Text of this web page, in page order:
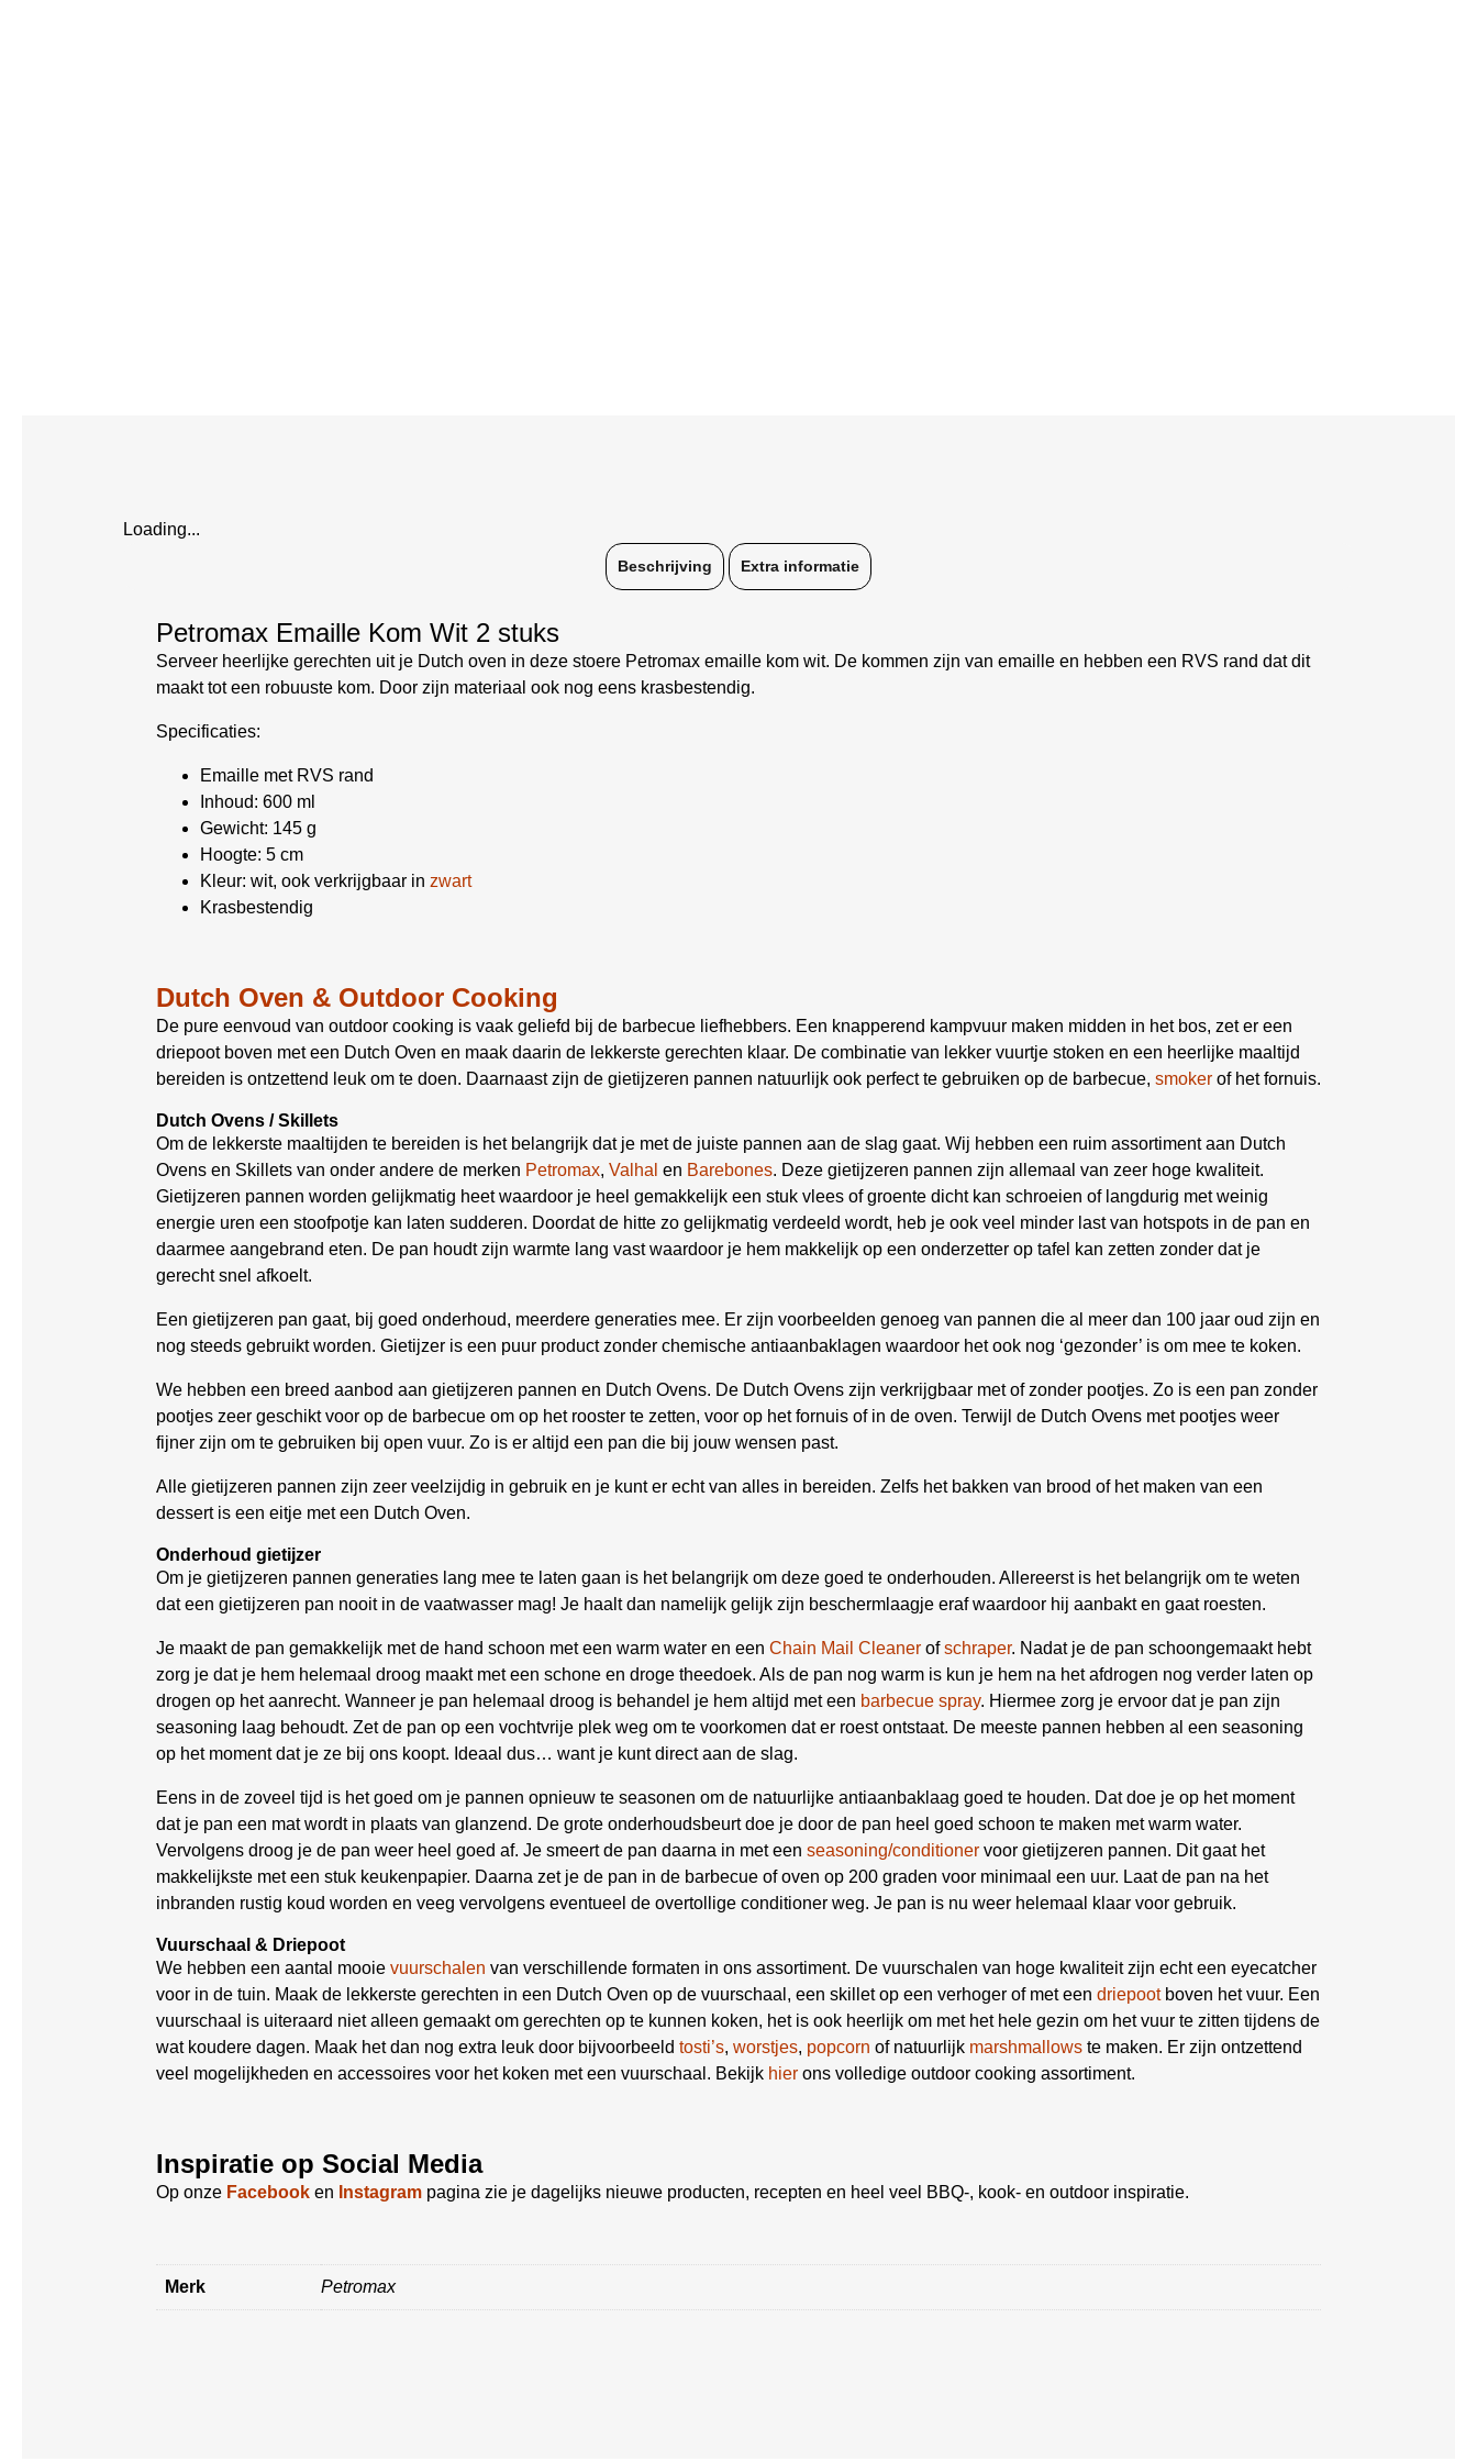
Loading...
Beschrijving Extra informatie
Petromax Emaille Kom Wit 2 stuks
Serveer heerlijke gerechten uit je Dutch oven in deze stoere Petromax emaille kom wit. De kommen zijn van emaille en hebben een RVS rand dat dit
maakt tot een robuuste kom. Door zijn materiaal ook nog eens krasbestendig.
Specificaties:
Emaille met RVS rand
Inhoud: 600 ml
Gewicht: 145 g
Hoogte: 5 cm
Kleur: wit, ook verkrijgbaar in zwart
Krasbestendig
Dutch Oven & Outdoor Cooking
De pure eenvoud van outdoor cooking is vaak geliefd bij de barbecue liefhebbers. Een knapperend kampvuur maken midden in het bos, zet er een
driepoot boven met een Dutch Oven en maak daarin de lekkerste gerechten klaar. De combinatie van lekker vuurtje stoken en een heerlijke maaltijd
bereiden is ontzettend leuk om te doen. Daarnaast zijn de gietijzeren pannen natuurlijk ook perfect te gebruiken op de barbecue, smoker of het fornuis.
Dutch Ovens / Skillets
Om de lekkerste maaltijden te bereiden is het belangrijk dat je met de juiste pannen aan de slag gaat. Wij hebben een ruim assortiment aan Dutch
Ovens en Skillets van onder andere de merken Petromax, Valhal en Barebones. Deze gietijzeren pannen zijn allemaal van zeer hoge kwaliteit.
Gietijzeren pannen worden gelijkmatig heet waardoor je heel gemakkelijk een stuk vlees of groente dicht kan schroeien of langdurig met weinig
energie uren een stoofpotje kan laten sudderen. Doordat de hitte zo gelijkmatig verdeeld wordt, heb je ook veel minder last van hotspots in de pan en
daarmee aangebrand eten. De pan houdt zijn warmte lang vast waardoor je hem makkelijk op een onderzetter op tafel kan zetten zonder dat je
gerecht snel afkoelt.
Een gietijzeren pan gaat, bij goed onderhoud, meerdere generaties mee. Er zijn voorbeelden genoeg van pannen die al meer dan 100 jaar oud zijn en
nog steeds gebruikt worden. Gietijzer is een puur product zonder chemische antiaanbaklagen waardoor het ook nog ‘gezonder’ is om mee te koken.
We hebben een breed aanbod aan gietijzeren pannen en Dutch Ovens. De Dutch Ovens zijn verkrijgbaar met of zonder pootjes. Zo is een pan zonder
pootjes zeer geschikt voor op de barbecue om op het rooster te zetten, voor op het fornuis of in de oven. Terwijl de Dutch Ovens met pootjes weer
fijner zijn om te gebruiken bij open vuur. Zo is er altijd een pan die bij jouw wensen past.
Alle gietijzeren pannen zijn zeer veelzijdig in gebruik en je kunt er echt van alles in bereiden. Zelfs het bakken van brood of het maken van een
dessert is een eitje met een Dutch Oven.
Onderhoud gietijzer
Om je gietijzeren pannen generaties lang mee te laten gaan is het belangrijk om deze goed te onderhouden. Allereerst is het belangrijk om te weten
dat een gietijzeren pan nooit in de vaatwasser mag! Je haalt dan namelijk gelijk zijn beschermlaagje eraf waardoor hij aanbakt en gaat roesten.
Je maakt de pan gemakkelijk met de hand schoon met een warm water en een Chain Mail Cleaner ofschraper. Nadat je de pan schoongemaakt hebt
zorg je dat je hem helemaal droog maakt met een schone en droge theedoek. Als de pan nog warm is kun je hem na het afdrogen nog verder laten op
drogen op het aanrecht. Wanneer je pan helemaal droog is behandel je hem altijd met een barbecue spray. Hiermee zorg je ervoor dat je pan zijn
seasoning laag behoudt. Zet de pan op een vochtvrije plek weg om te voorkomen dat er roest ontstaat. De meeste pannen hebben al een seasoning
op het moment dat je ze bij ons koopt. Ideaal dus… want je kunt direct aan de slag.
Eens in de zoveel tijd is het goed om je pannen opnieuw te seasonen om de natuurlijke antiaanbaklaag goed te houden. Dat doe je op het moment
dat je pan een mat wordt in plaats van glanzend. De grote onderhoudsbeurt doe je door de pan heel goed schoon te maken met warm water.
Vervolgens droog je de pan weer heel goed af. Je smeert de pan daarna in met een seasoning/conditioner voor gietijzeren pannen. Dit gaat het
makkelijkste met een stuk keukenpapier. Daarna zet je de pan in de barbecue of oven op 200 graden voor minimaal een uur. Laat de pan na het
inbranden rustig koud worden en veeg vervolgens eventueel de overtollige conditioner weg. Je pan is nu weer helemaal klaar voor gebruik.
Vuurschaal & Driepoot
We hebben een aantal mooie vuurschalen van verschillende formaten in ons assortiment. De vuurschalen van hoge kwaliteit zijn echt een eyecatcher
voor in de tuin. Maak de lekkerste gerechten in een Dutch Oven op de vuurschaal, een skillet op een verhoger of met een driepootboven het vuur. Een
vuurschaal is uiteraard niet alleen gemaakt om gerechten op te kunnen koken, het is ook heerlijk om met het hele gezin om het vuur te zitten tijdens de
wat koudere dagen. Maak het dan nog extra leuk door bijvoorbeeld tosti’s, worstjes, popcorn of natuurlijk marshmallows te maken. Er zijn ontzettend
veel mogelijkheden en accessoires voor het koken met een vuurschaal. Bekijk hier ons volledige outdoor cooking assortiment.
Inspiratie op Social Media
Op onze Facebook en Instagram pagina zie je dagelijks nieuwe producten, recepten en heel veel BBQ-, kook- en outdoor inspiratie.
Merk Petromax